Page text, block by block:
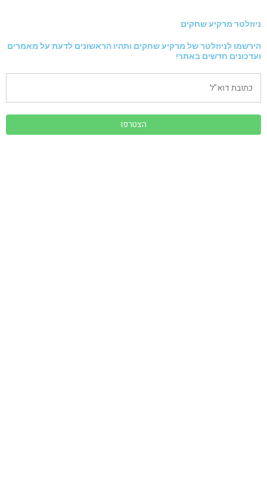
ניוזלטר מרקיע שחקים
הירשמו לניוזלטר של מרקיע שחקים ותהיו הראשונים לדעת על מאמרים
ועדכונים חדשים באתר!